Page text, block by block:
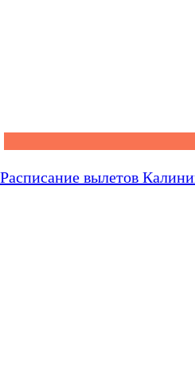
Расписание вылетов